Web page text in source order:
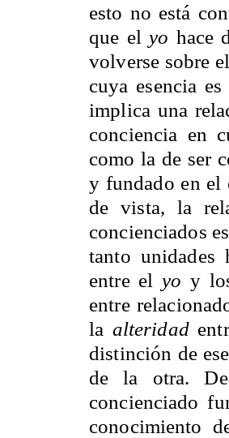
esto no está
que elyo hace
volverse sobre
cuya esencia
implica una
conciencia en
como la de ser
y fundado en el
de vista, la
concienciados
tanto unidades
entre elyo y
entre
la alteridad
distinción de
de la otra.
concienciado
conocimiento